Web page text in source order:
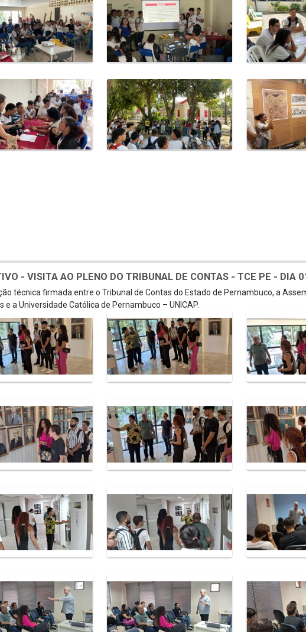
- VISITA AO PLENO DO TRIBUNAL DE CONTAS - TCE PE - DIA
técnica firmada entre o Tribunal de Contas do Estado de Pernambuco, a
a Universidade Católica de Pernambuco – UNICAP.